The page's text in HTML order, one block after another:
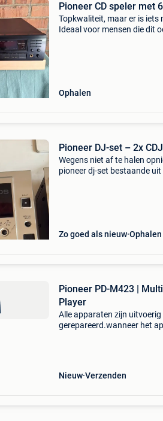
Pioneer CD speler met
Topkwaliteit, maar er is iets
Ideaal voor mensen die dit
Ophalen
Pioneer DJ-set – 2x
Wegens niet af te halen
pioneer dj-set bestaande
Zo goed als nieuw Ophalen
Pioneer PD-M423 |
Player
Alle apparaten zijn
gerepareerd.wanneer het
Nieuw Verzenden